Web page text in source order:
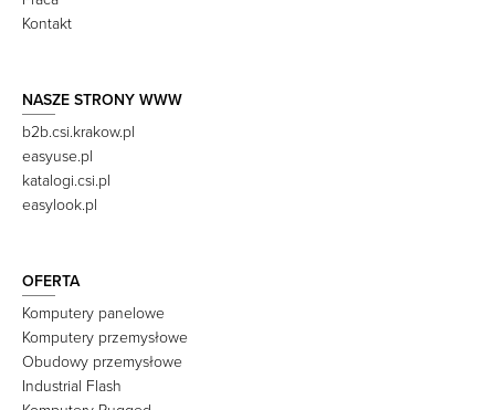
Kontakt
NASZE STRONY WWW
b2b.csi.krakow.pl
easyuse.pl
katalogi.csi.pl
easylook.pl
OFERTA
Komputery panelowe
Komputery przemysłowe
Obudowy przemysłowe
Industrial Flash